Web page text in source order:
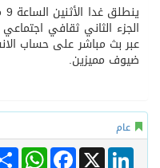
الجزء الثاني ثقافي
عبر بث مباشر على حساب
ضيوف مميزين.
عام
Facebook X
LinkedIn